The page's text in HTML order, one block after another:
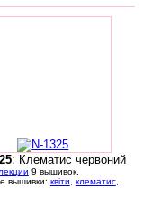
: Клематис червоний
9 вышивок.
вышивки: квіти клематис,